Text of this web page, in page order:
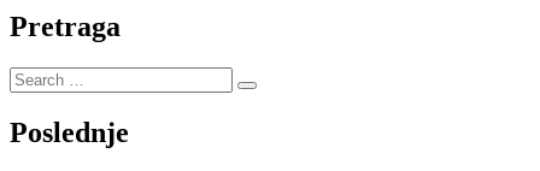
Pretraga
Poslednje